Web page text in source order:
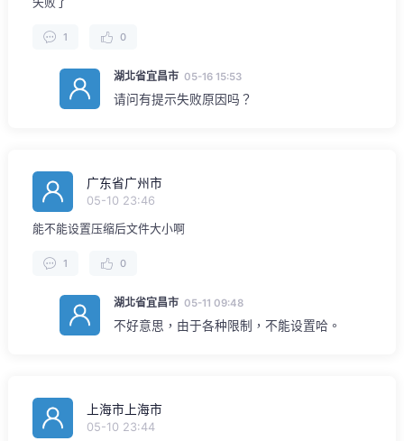
1 0
湖北省宜昌市 05-16 15:53
请问有提示失败原因吗？
广东省广州市
05-10 23:46
能不能设置压缩后文件大小啊
1 0
湖北省宜昌市 05-11 09:48
不好意思，由于各种限制，不能设置哈。
上海市上海市
05-10 23:44